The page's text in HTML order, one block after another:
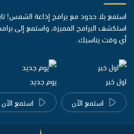
استمع بلا حدود مع برامج إذاعة الشمس!
استكشف البرامج المميزة، واستمع إلى
أي وقت يناسبك.
اول خبر
استمع الآن
يوم جديد
استمع الآن